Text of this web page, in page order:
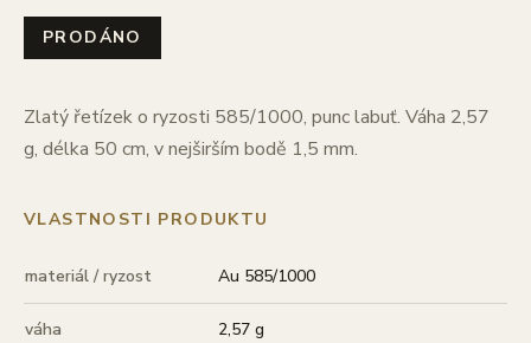
PRODÁNO
Zlatý řetízek o ryzosti 585/1000, punc labuť. Váha 2,57
g, délka 50 cm, v nejširším bodě 1,5 mm.
VLASTNOSTI PRODUKTU
materiál / ryzost Au 585/1000
váha 2,57 g